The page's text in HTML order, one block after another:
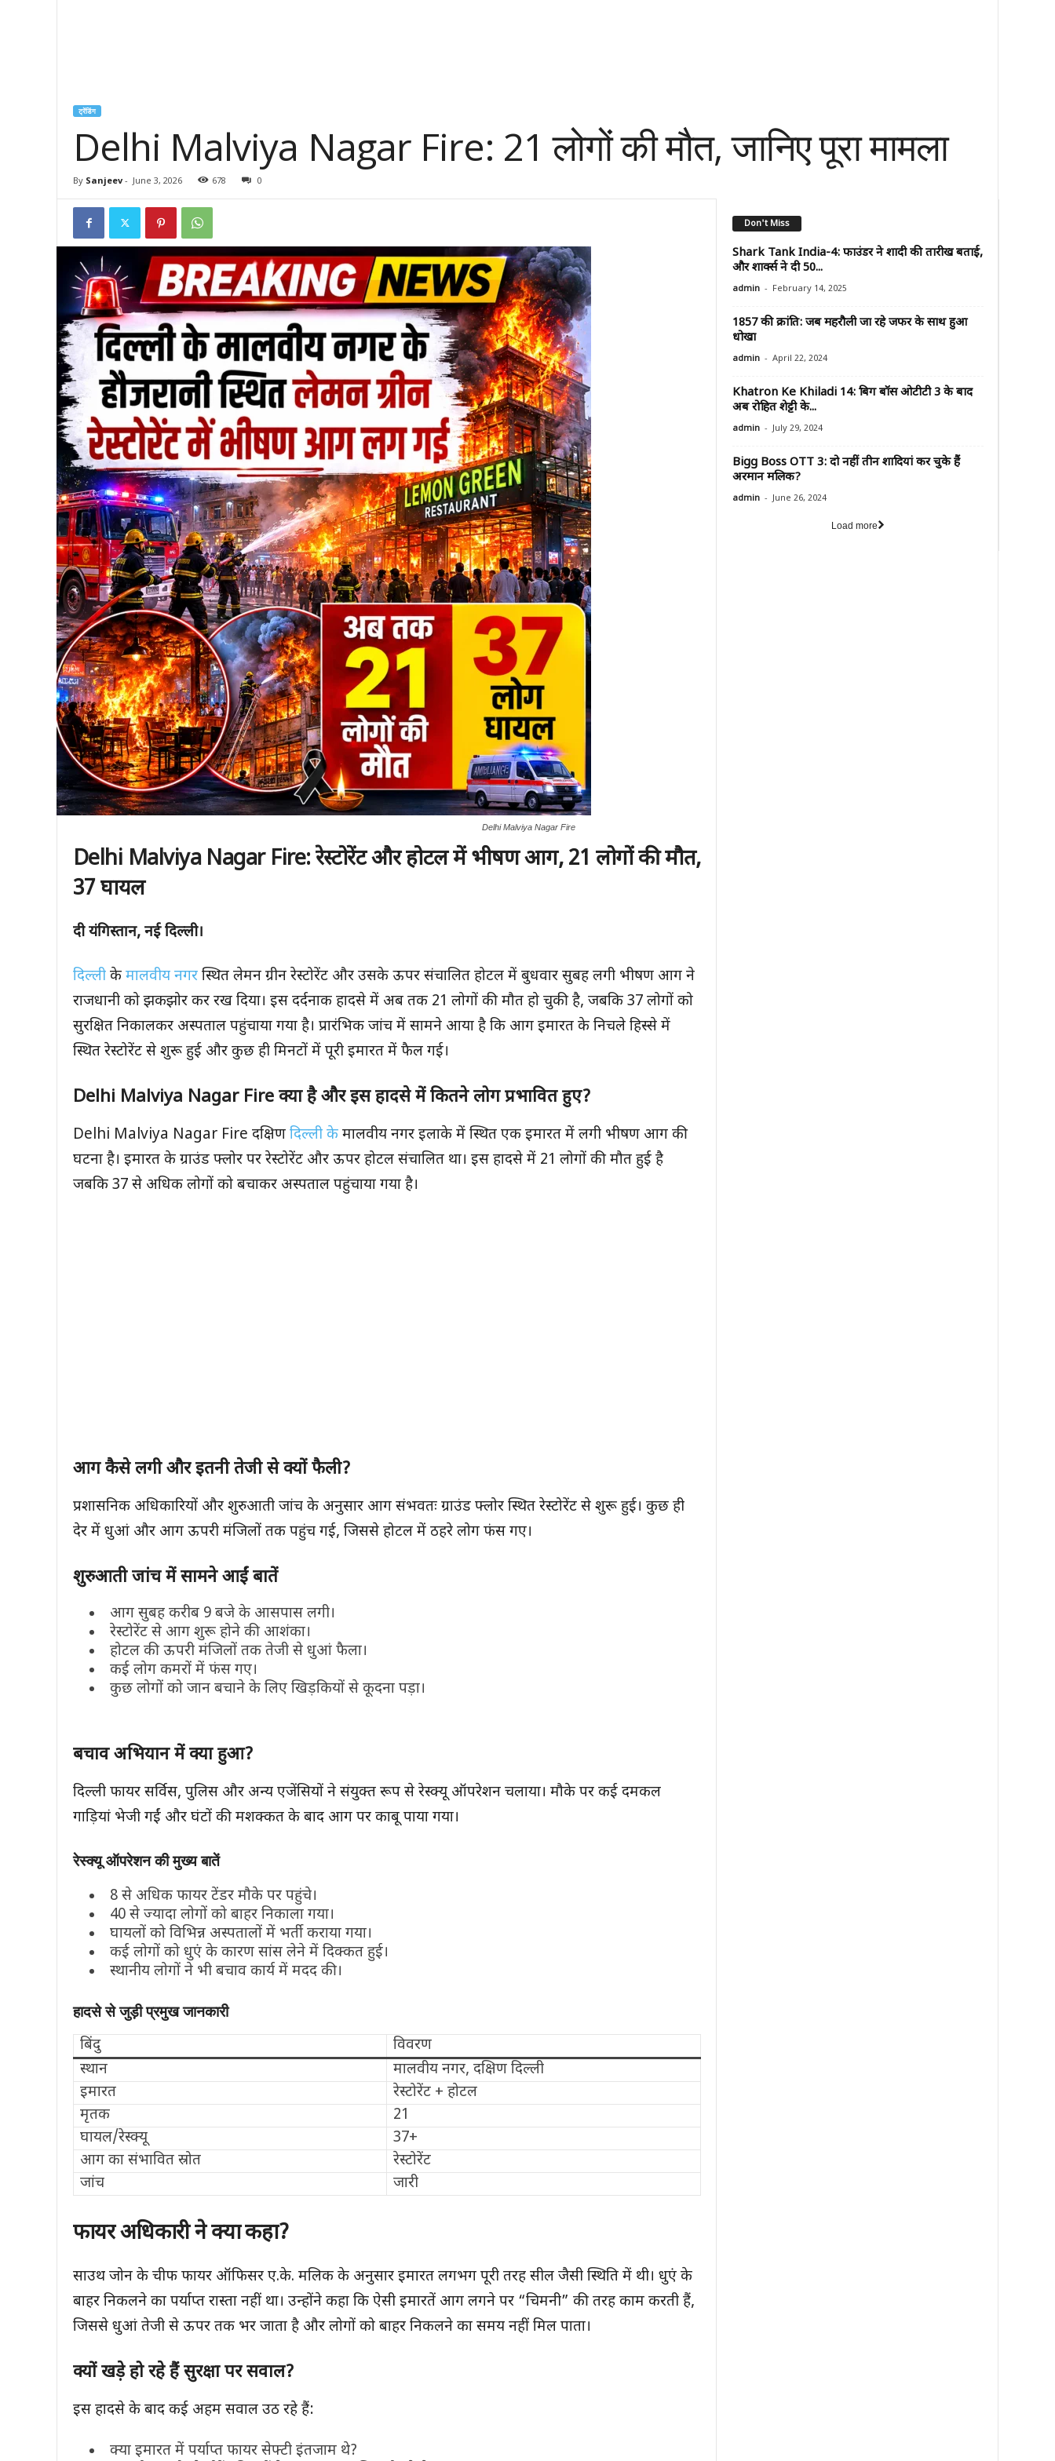
ट्रेंडिंग
Delhi Malviya Nagar Fire: 21 लोगों की मौत, जानिए पूरा मामला
By Sanjeev - June 3, 2026 678 0
Delhi Malviya Nagar Fire
Delhi Malviya Nagar Fire: रेस्टोरेंट और होटल में भीषण आग, 21 लोगों की मौत,
37घायल
दी यंगिस्तान, नई दिल्ली।
दिल्ली के मालवीय नगर स्थित लेमन ग्रीन रेस्टोरेंट और उसके ऊपर संचालित होटल में बुधवार सुबह लगी भीषण आग ने
राजधानी को झकझोर कर रख दिया। इस दर्दनाक हादसे में अब तक 21 लोगों की मौत हो चुकी है, जबकि 37 लोगों को
सुरक्षित निकालकर अस्पताल पहुंचाया गया है। प्रारंभिक जांच में सामने आया है कि आग इमारत के निचले हिस्से में
स्थित रेस्टोरेंट से शुरू हुई और कुछ ही मिनटों में पूरी इमारत में फैल गई।
Delhi Malviya Nagar Fire क्या है और इस हादसे में कितने लोग प्रभावित हुए?
Delhi Malviya Nagar Fire दक्षिण दिल्ली के मालवीय नगर इलाके में स्थित एक इमारत में लगी भीषण आग की
घटना है। इमारत के ग्राउंड फ्लोर पर रेस्टोरेंट और ऊपर होटल संचालित था। इस हादसे में 21 लोगों की मौत हुई है
जबकि 37 से अधिक लोगों को बचाकर अस्पताल पहुंचाया गया है।
आग कैसे लगी और इतनी तेजी से क्यों फैली?
प्रशासनिक अधिकारियों और शुरुआती जांच के अनुसार आग संभवतः ग्राउंड फ्लोर स्थित रेस्टोरेंट से शुरू हुई। कुछ ही
देर में धुआं और आग ऊपरी मंजिलों तक पहुंच गई, जिससे होटल में ठहरे लोग फंस गए।
शुरुआती जांच में सामने आईं बातें
आग सुबह करीब 9 बजे के आसपास लगी।
रेस्टोरेंट से आग शुरू होने की आशंका।
होटल की ऊपरी मंजिलों तक तेजी से धुआं फैला।
कई लोग कमरों में फंस गए।
कुछ लोगों को जान बचाने के लिए खिड़कियों से कूदना पड़ा।
बचाव अभियान में क्या हुआ?
दिल्ली फायर सर्विस, पुलिस और अन्य एजेंसियों ने संयुक्त रूप से रेस्क्यू ऑपरेशन चलाया। मौके पर कई दमकल
गाड़ियां भेजी गईं और घंटों की मशक्कत के बाद आग पर काबू पाया गया।
रेस्क्यू ऑपरेशन की मुख्य बातें
8 से अधिक फायर टेंडर मौके पर पहुंचे।
40 से ज्यादा लोगों को बाहर निकाला गया।
घायलों को विभिन्न अस्पतालों में भर्ती कराया गया।
कई लोगों को धुएं के कारण सांस लेने में दिक्कत हुई।
स्थानीय लोगों ने भी बचाव कार्य में मदद की।
हादसे से जुड़ी प्रमुख जानकारी
बिंदु
विवरण
स्थान
मालवीय नगर, दक्षिण दिल्ली
इमारत
रेस्टोरेंट + होटल
मृतक
21
घायल/रेस्क्यू
37+
आग का संभावित स्रोत
रेस्टोरेंट
जांच
जारी
फायर अधिकारी ने क्या कहा?
साउथ जोन के चीफ फायर ऑफिसर ए.के. मलिक के अनुसार इमारत लगभग पूरी तरह सील जैसी स्थिति में थी। धुएं के
बाहर निकलने का पर्याप्त रास्ता नहीं था। उन्होंने कहा कि ऐसी इमारतें आग लगने पर “चिमनी” की तरह काम करती हैं,
जिससे धुआं तेजी से ऊपर तक भर जाता है और लोगों को बाहर निकलने का समय नहीं मिल पाता।
क्यों खड़े हो रहे हैं सुरक्षा पर सवाल?
इस हादसे के बाद कई अहम सवाल उठ रहे हैं:
क्या इमारत में पर्याप्त फायर सेफ्टी इंतजाम थे?
Don't Miss
Shark Tank India-4: फाउंडर ने शादी की तारीख बताई,
और शार्क्स ने दी ₹50...
admin - February 14, 2025
1857 की क्रांति: जब महरौली जा रहे जफर के साथ हुआ
धोखा
admin - April 22, 2024
Khatron Ke Khiladi 14: बिग बॉस ओटीटी 3 के बाद
अब रोहित शेट्टी के...
admin - July 29, 2024
Bigg Boss OTT 3: दो नहीं तीन शादियां कर चुके हैं
अरमान मलिक?
admin - June 26, 2024
Load more